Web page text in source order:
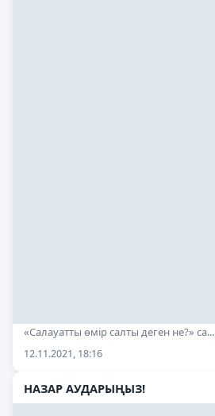
«Салауатты өмір салты деген не?» са...
12.11.2021, 18:16
НАЗАР АУДАРЫҢЫЗ!